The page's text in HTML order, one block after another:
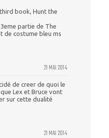
book, Hunt the
partie de The
de costume bleu ms
21 MAI 2014
de creer de quoi le
Lex et Bruce vont
sur cette dualité
21 MAI 2014